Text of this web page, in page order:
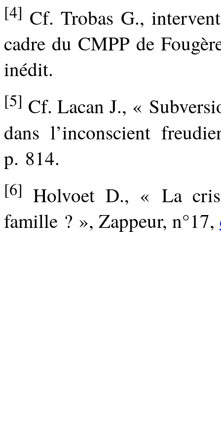
[4] Cf. Trobas G.,
cadre du CMPP de
inédit.
[5] Cf. Lacan J., «
dans l’inconscient
p. 814.
[6] Holvoet D., « La
famille ? », Zappeur, n°17,